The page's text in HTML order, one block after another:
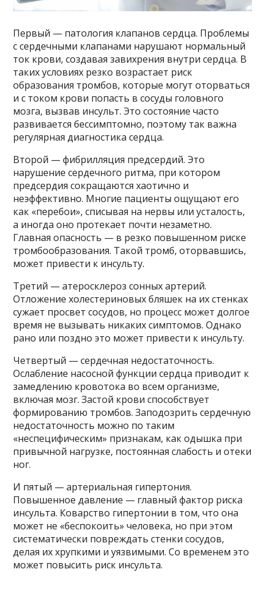
Первый — патология клапанов сердца. Проблемы
с сердечными клапанами нарушают нормальный
ток крови, создавая завихрения внутри сердца. В
таких условиях резко возрастает риск
образования тромбов, которые могут оторваться
и с током крови попасть в сосуды головного
мозга, вызвав инсульт. Это состояние часто
развивается бессимптомно, поэтому так важна
регулярная диагностика сердца.
Второй — фибрилляция предсердий. Это
нарушение сердечного ритма, при котором
предсердия сокращаются хаотично и
неэффективно. Многие пациенты ощущают его
как «перебои», списывая на нервы или усталость,
а иногда оно протекает почти незаметно.
Главная опасность — в резко повышенном риске
тромбообразования. Такой тромб, оторвавшись,
может привести к инсульту.
Третий — атеросклероз сонных артерий.
Отложение холестериновых бляшек на их стенках
сужает просвет сосудов, но процесс может долгое
время не вызывать никаких симптомов. Однако
рано или поздно это может привести к инсульту.
Четвертый — сердечная недостаточность.
Ослабление насосной функции сердца приводит к
замедлению кровотока во всем организме,
включая мозг. Застой крови способствует
формированию тромбов. Заподозрить сердечную
недостаточность можно по таким
«неспецифическим» признакам, как одышка при
привычной нагрузке, постоянная слабость и отеки
ног.
И пятый — артериальная гипертония.
Повышенное давление — главный фактор риска
инсульта. Коварство гипертонии в том, что она
может не «беспокоить» человека, но при этом
систематически повреждать стенки сосудов,
делая их хрупкими и уязвимыми. Со временем это
может повысить риск инсульта.